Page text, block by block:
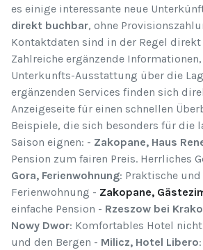
es einige interessante neue
direkt buchbar, ohne
Kontaktdaten sind in der Regel
Zahlreiche ergänzende
Unterkunfts-Ausstattung über die
ergänzenden Services finden sich
Anzeigeseite für einen schnellen
Beispiele, die sich besonders für die
Saison eignen: - Zakopane, Haus
Pension zum fairen Preis. Herrliches
Gora, Ferienwohnung: Praktische
Ferienwohnung - Zakopane,
einfache Pension - Rzeszow bei
Nowy Dwor: Komfortables Hotel
und den Bergen - Milicz, Hotel Libero